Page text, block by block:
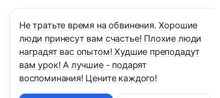
Не тратьте время на обвинения. Хорошие
люди принесут вам счастье! Плохие люди
наградят вас опытом! Худшие преподадут
вам урок! А лучшие - подарят
воспоминания! Цените каждого!